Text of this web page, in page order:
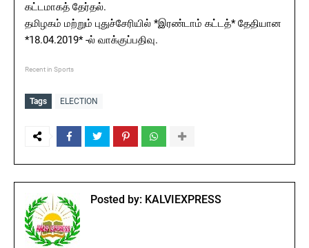
கட்டமாகத் தேர்தல்.
தமிழகம் மற்றும் புதுச்சேரியில் *இரண்டாம் கட்டத்* தேதியான
*18.04.2019* -ல் வாக்குப்பதிவு.
Recent in Sports
Tags ELECTION
Posted by: KALVIEXPRESS